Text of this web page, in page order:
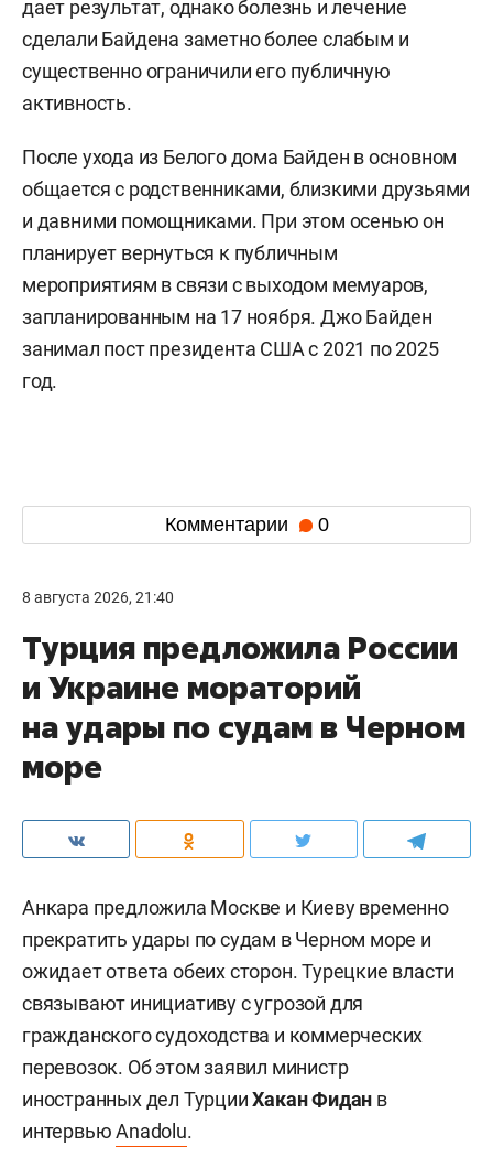
дает результат, однако болезнь и лечение
сделали Байдена заметно более слабым и
существенно ограничили его публичную
активность.
После ухода из Белого дома Байден в основном
общается с родственниками, близкими друзьями
и давними помощниками. При этом осенью он
планирует вернуться к публичным
мероприятиям в связи с выходом мемуаров,
запланированным на 17 ноября. Джо Байден
занимал пост президента США с 2021 по 2025
год.
Комментарии 0
8 августа 2026, 21:40
Турция предложила России
и Украине мораторий
на удары по судам в Черном
море
Анкара предложила Москве и Киеву временно
прекратить удары по судам в Черном море и
ожидает ответа обеих сторон. Турецкие власти
связывают инициативу с угрозой для
гражданского судоходства и коммерческих
перевозок. Об этом заявил министр
иностранных дел ТурцииХакан Фидан в
интервьюAnadolu.